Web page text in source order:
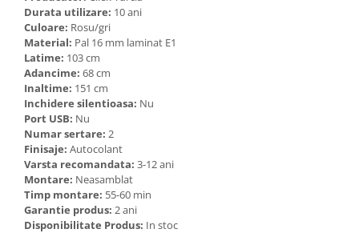
Durata utilizare: 10 ani
Culoare: Rosu/gri
Material: Pal 16 mm laminat E1
Latime: 103 cm
Adancime: 68 cm
Inaltime: 151 cm
Inchidere silentioasa: Nu
Port USB: Nu
Numar sertare: 2
Finisaje: Autocolant
Varsta recomandata: 3-12 ani
Montare: Neasamblat
Timp montare: 55-60 min
Garantie produs: 2 ani
Disponibilitate Produs: In stoc